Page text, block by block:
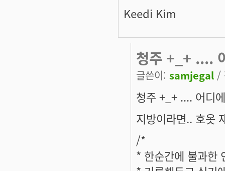
Keedi Kim
청주 +_+ ....
글쓴이: samjegal /
청주 +_+ .... 어디
지방이라면.. 호옷
/*
* 한순간에 불과한